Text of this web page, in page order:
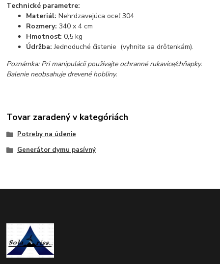
Technické parametre:
Materiál: Nehrdzavejúca oceľ 304
Rozmery: 340 x 4 cm
Hmotnosť: 0,5 kg
Údržba: Jednoduché čistenie (vyhnite sa drôtenkám).
Poznámka: Pri manipulácii používajte ochranné rukavice/chňapky.
Balenie neobsahuje drevené hobliny.
Tovar zaradený v kategóriách
Potreby na údenie
Generátor dymu pasívný